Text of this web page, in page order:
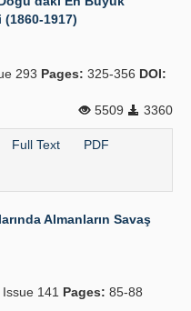
1917)
293 Pages: 325-356 DOI:
5509
3360
Full Text PDF
Almanların Savaş
141 Pages: 85-88